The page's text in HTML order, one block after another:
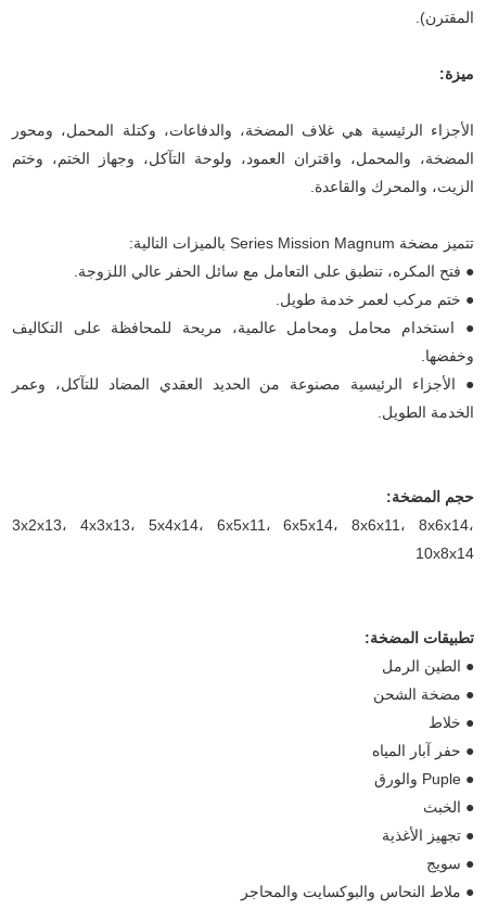
المقترن).
ميزة:
الأجزاء الرئيسية هي غلاف المضخة، والدفاعات، وكتلة المحمل، ومحور
المضخة، والمحمل، واقتران العمود، ولوحة التآكل، وجهاز الختم، وختم
الزيت، والمحرك والقاعدة.
تتميز مضخة Series Mission Magnum بالميزات التالية:
● فتح المكره، تنطبق على التعامل مع سائل الحفر عالي اللزوجة.
● ختم مركب لعمر خدمة طويل.
● استخدام محامل ومحامل عالمية، مريحة للمحافظة على التكاليف
وخفضها.
● الأجزاء الرئيسية مصنوعة من الحديد العقدي المضاد للتآكل، وعمر
الخدمة الطويل.
حجم المضخة:
3x2x13، 4x3x13، 5x4x14، 6x5x11، 6x5x14، 8x6x11، 8x6x14،
10x8x14
تطبيقات المضخة:
● الطين الرمل
● مضخة الشحن
● خلاط
● حفر آبار المياه
● Puple والورق
● الخبث
● تجهيز الأغذية
● سويج
● ملاط النحاس والبوكسايت والمحاجر